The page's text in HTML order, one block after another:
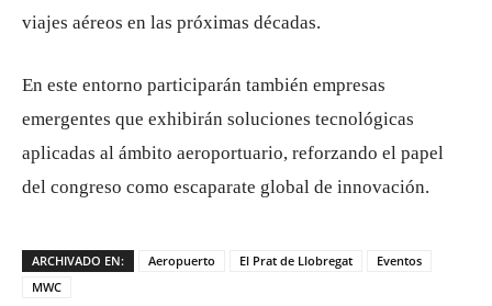
viajes aéreos en las próximas décadas.
En este entorno participarán también empresas
emergentes que exhibirán soluciones tecnológicas
aplicadas al ámbito aeroportuario, reforzando el papel
del congreso como escaparate global de innovación.
ARCHIVADO EN: Aeropuerto El Prat de Llobregat
Eventos
MWC